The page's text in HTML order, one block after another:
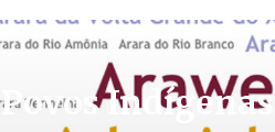
Povos Indígenas